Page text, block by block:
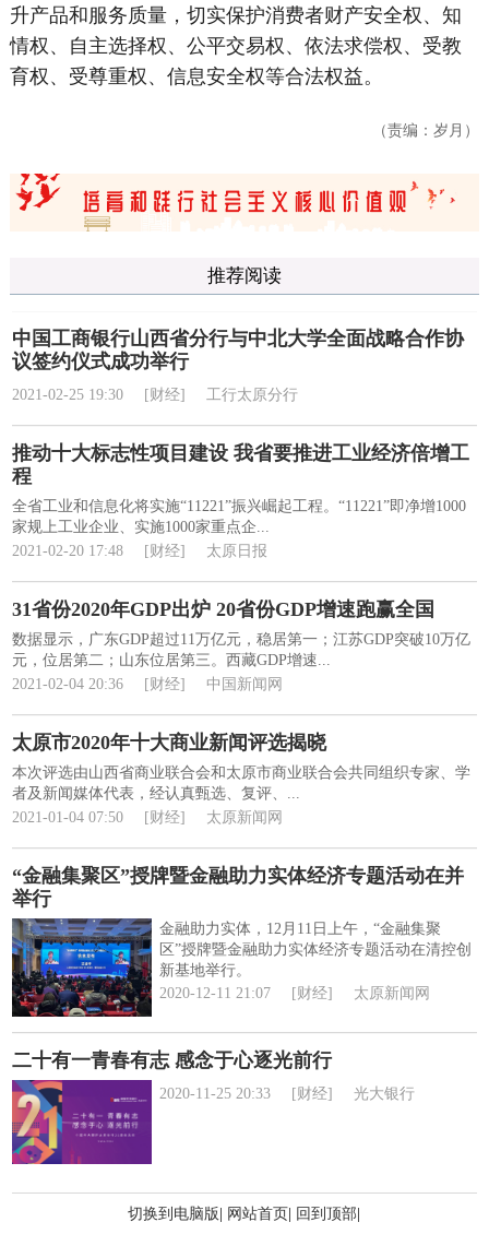
升产品和服务质量，切实保护消费者财产安全权、知
情权、自主选择权、公平交易权、依法求偿权、受教
育权、受尊重权、信息安全权等合法权益。
（责编：岁月）
推荐阅读
中国工商银行山西省分行与中北大学全面战略合作协
议签约仪式成功举行
2021-02-25 19:30 [财经] 工行太原分行
推动十大标志性项目建设 我省要推进工业经济倍增工
程
全省工业和信息化将实施“11221”振兴崛起工程。“11221”即净增1000
家规上工业企业、实施1000家重点企...
2021-02-20 17:48
[财经] 太原日报
31省份2020年GDP出炉 20省份GDP增速跑赢全国
数据显示，广东GDP超过11万亿元，稳居第一；江苏GDP突破10万亿
元，位居第二；山东位居第三。西藏GDP增速...
2021-02-04 20:36
[财经] 中国新闻网
太原市2020年十大商业新闻评选揭晓
本次评选由山西省商业联合会和太原市商业联合会共同组织专家、学
者及新闻媒体代表，经认真甄选、复评、...
2021-01-04 07:50
[财经] 太原新闻网
“金融集聚区”授牌暨金融助力实体经济专题活动在并
举行
金融助力实体，12月11日上午，“金融集聚
区”授牌暨金融助力实体经济专题活动在清控创
新基地举行。
2020-12-11 21:07
[财经] 太原新闻网
二十有一青春有志 感念于心逐光前行
2020-11-25 20:33 [财经] 光大银行
切换到电脑版 网站首页 回到顶部